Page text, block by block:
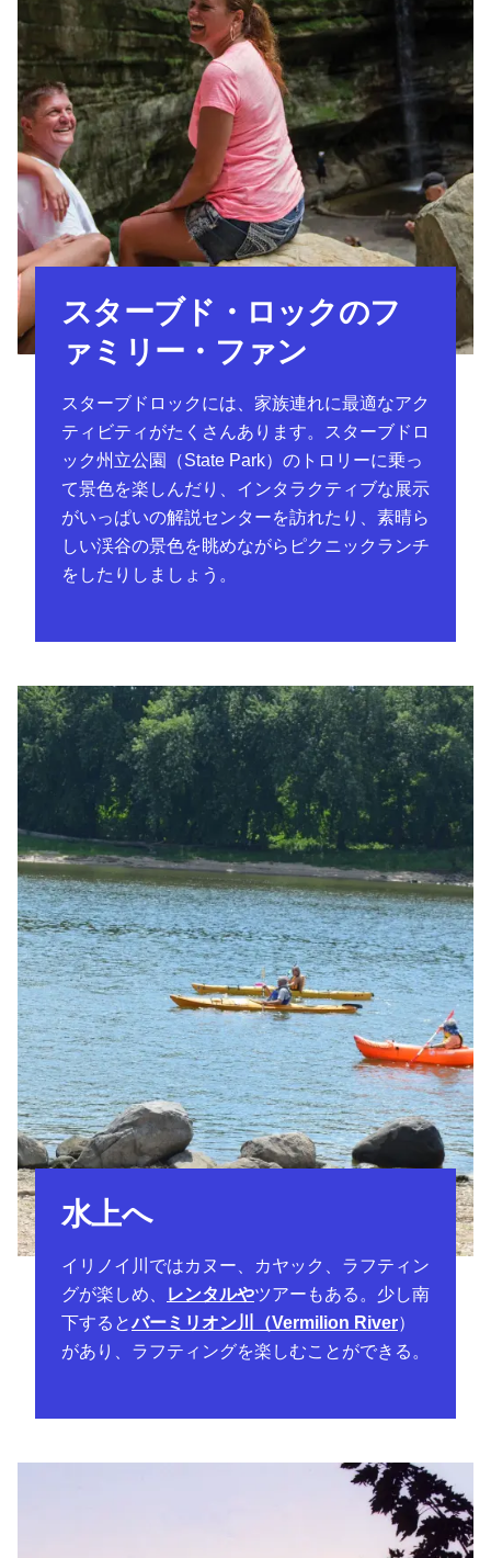
スターブド・ロックのフ
ァミリー・ファン
スターブドロックには、家族連れに最適なアク
ティビティがたくさんあります。スターブドロ
ック州立公園（State Park）のトロリーに乗っ
て景色を楽しんだり、インタラクティブな展示
がいっぱいの解説センターを訪れたり、素晴ら
しい渓谷の景色を眺めながらピクニックランチ
をしたりしましょう。
水上へ
イリノイ川ではカヌー、カヤック、ラフティン
グが楽しめ、
レンタルやツアーもある。少し南
下するとバーミリオン川（Vermilion River）
があり、ラフティングを楽しむことができる。